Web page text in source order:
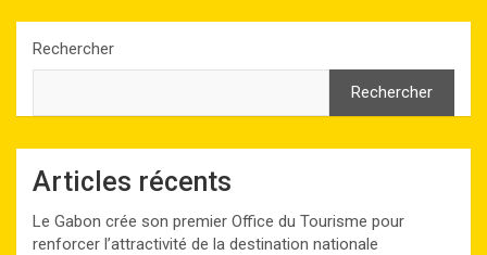
Rechercher
Rechercher
Articles récents
Le Gabon crée son premier Office du Tourisme pour
renforcer l’attractivité de la destination nationale